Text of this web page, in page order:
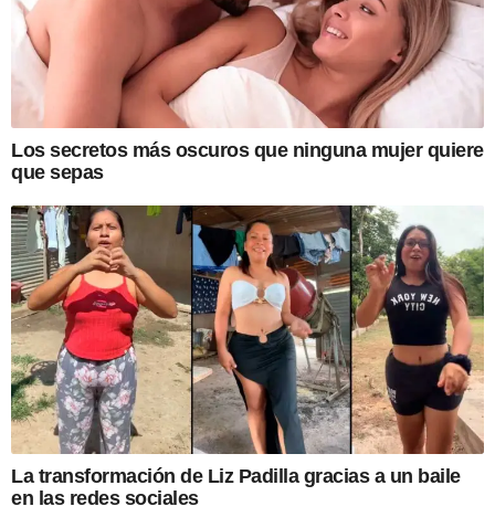
Los secretos más oscuros que ninguna mujer quiere
que sepas
La transformación de Liz Padilla gracias a un baile
en las redes sociales